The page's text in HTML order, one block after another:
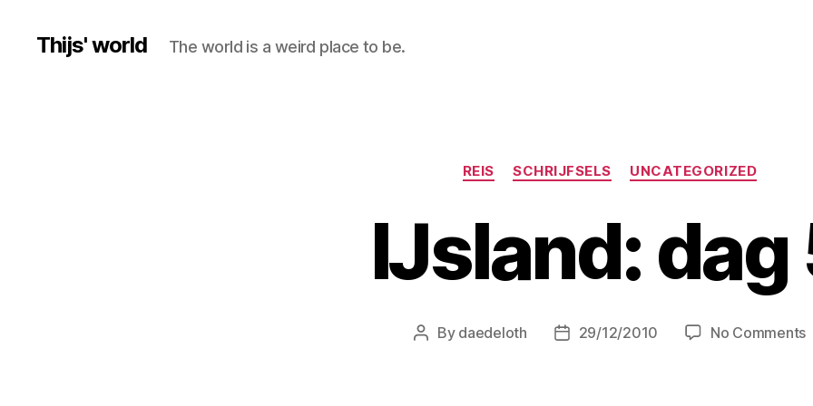
Thijs' world The world is a weird place to be.
Categories
REIS SCHRIJFSELS UNCATEGORIZED
IJsland: dag
Post
By daedeloth
Post29/12/2010 No Commentson